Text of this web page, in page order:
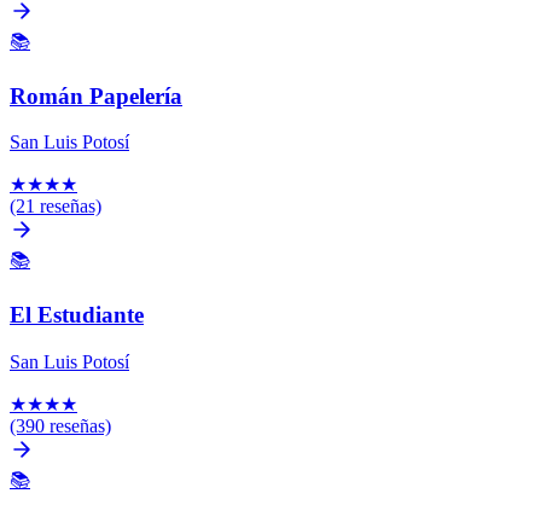
📚
Román Papelería
San Luis Potosí
★★★★
(21 reseñas)
📚
El Estudiante
San Luis Potosí
★★★★
(390 reseñas)
📚